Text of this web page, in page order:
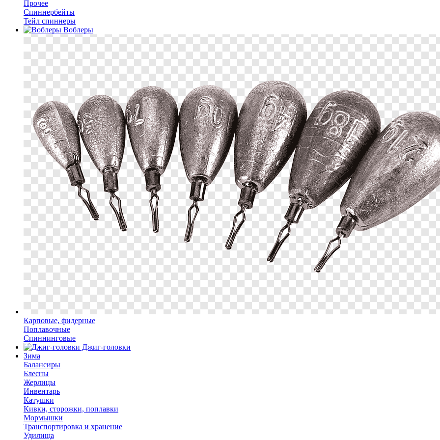
Прочее
Спиннербейты
Тейл спиннеры
Воблеры
Карповые, фидерные
Поплавочные
Спиннинговые
Джиг-головки
Зима
Балансиры
Блесны
Жерлицы
Инвентарь
Катушки
Кивки, сторожки, поплавки
Мормышки
Транспортировка и хранение
Удилища